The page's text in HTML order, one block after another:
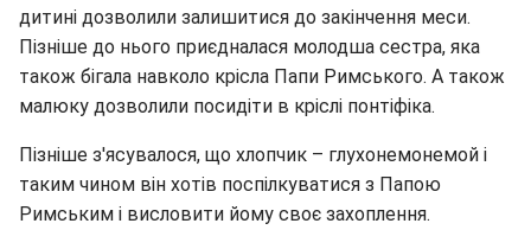
дитині дозволили залишитися до закінчення меси.
Пізніше до нього приєдналася молодша сестра, яка
також бігала навколо крісла Папи Римського. А також
малюку дозволили посидіти в кріслі понтіфіка.
Пізніше з'ясувалося, що хлопчик – глухонемонемой і
таким чином він хотів поспілкуватися з Папою
Римським і висловити йому своє захоплення.